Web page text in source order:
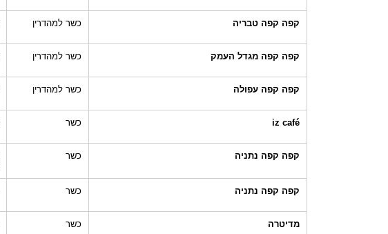
קפה קפה טבריה
כשר למהדרין
קפה קפה מגדל העמק
כשר למהדרין
קפה קפה עפולה
כשר למהדרין
iz café
כשר
קפה קפה נתניה
כשר
קפה קפה נתניה
כשר
מדיטרה
כשר